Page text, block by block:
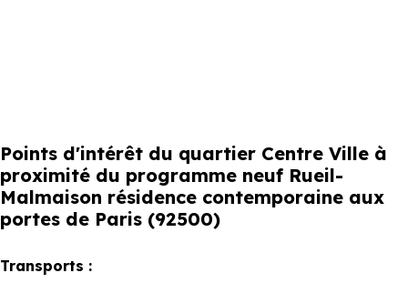
Points d'intérêt du quartier Centre Ville à
proximité du programme neuf Rueil-
Malmaison résidence contemporaine aux
portes de Paris (92500)
Transports :